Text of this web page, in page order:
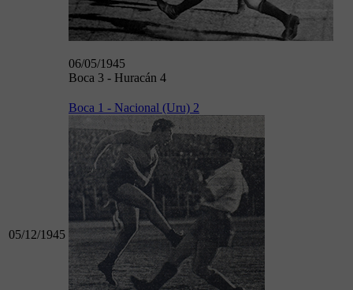
06/05/1945
Boca 3 - Huracán 4
05/12/1945
Boca 1 - Nacional (Uru) 2